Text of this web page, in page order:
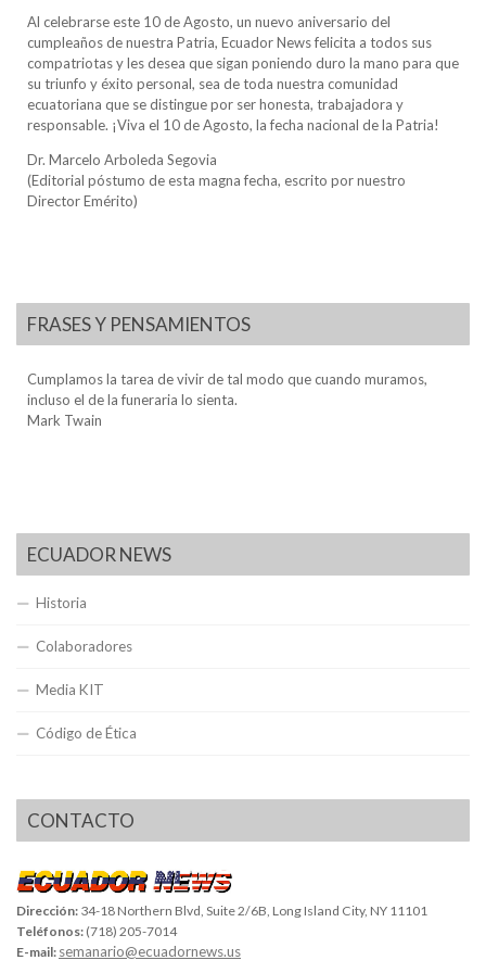
Al celebrarse este 10 de Agosto, un nuevo aniversario del
cumpleaños de nuestra Patria, Ecuador News felicita a todos sus
compatriotas y les desea que sigan poniendo duro la mano para que
su triunfo y éxito personal, sea de toda nuestra comunidad
ecuatoriana que se distingue por ser honesta, trabajadora y
responsable. ¡Viva el 10 de Agosto, la fecha nacional de la Patria!
Dr. Marcelo Arboleda Segovia
(Editorial póstumo de esta magna fecha, escrito por nuestro
Director Emérito)
FRASES Y PENSAMIENTOS
Cumplamos la tarea de vivir de tal modo que cuando muramos,
incluso el de la funeraria lo sienta.
Mark Twain
ECUADOR NEWS
Historia
Colaboradores
Media KIT
Código de Ética
CONTACTO
Dirección: 34-18 Northern Blvd, Suite 2/6B, Long Island City, NY 11101
Teléfonos: (718) 205-7014
E-mail: semanario@ecuadornews.us